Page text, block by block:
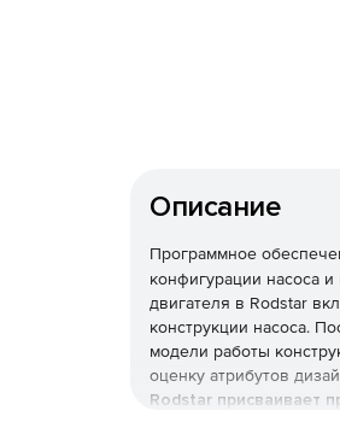
Описание
Программное
конфигурации насоса
двигателя в Rodstar
конструкции насоса.
модели работы
оценку атрибутов
Rodstar присваивает